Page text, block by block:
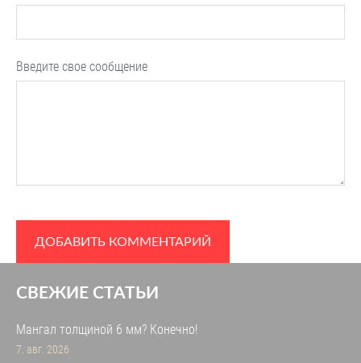
СВЕЖИЕ СТАТЬИ
Мангал толщиной 6 мм? Конечно!
7. авг. 2026
Введите свое сообщение